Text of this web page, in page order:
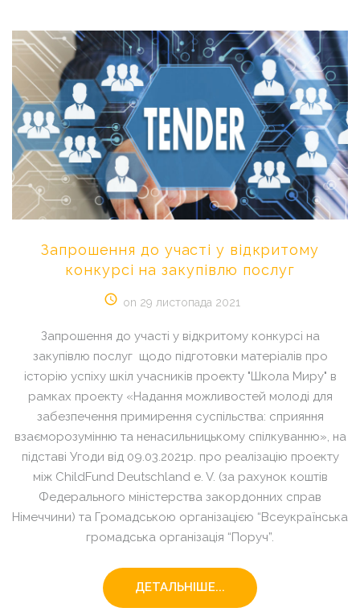
Запрошення до участі у відкритому
конкурсі на закупівлю послуг
on 29 листопада 2021
Запрошення до участі у відкритому конкурсі на
закупівлю послуг щодо підготовки матеріалів про
історію успіху шкіл учасників проекту "Школа Миру" в
рамках проекту «Надання можливостей молоді для
забезпечення примирення суспільства: сприяння
взаєморозумінню та ненасильницькому спілкуванню», на
підставі Угоди від 09.03.2021р. про реалізацію проекту
між ChildFund Deutschland e. V. (за рахунок коштів
Федерального міністерства закордонних справ
Німеччини) та Громадською організацією “Всеукраїнська
громадська організація “Поруч”.
ДЕТАЛЬНІШЕ...